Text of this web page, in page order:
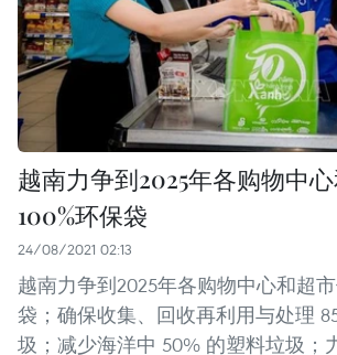
越南力争到2025年各购物中
100%环保袋
24/08/2021 02:13
越南力争到2025年各购物中心和超
袋；确保收集、回收再利用与处理
圾；减少海洋中 50% 的塑料垃圾；